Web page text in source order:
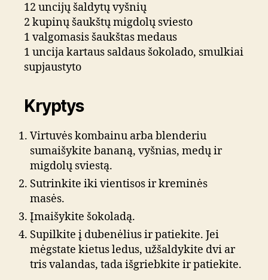
12 uncijų šaldytų vyšnių
2 kupinų šaukštų migdolų sviesto
1 valgomasis šaukštas medaus
1 uncija kartaus saldaus šokolado, smulkiai
supjaustyto
Kryptys
Virtuvės kombainu arba blenderiu
sumaišykite bananą, vyšnias, medų ir
migdolų sviestą.
Sutrinkite iki vientisos ir kreminės
masės.
Įmaišykite šokoladą.
Supilkite į dubenėlius ir patiekite. Jei
mėgstate kietus ledus, užšaldykite dvi ar
tris valandas, tada išgriebkite ir patiekite.